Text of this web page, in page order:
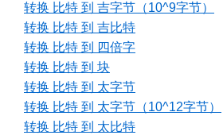
转换 比特 到 吉字节（10^9字节）
转换 比特 到 吉比特
转换 比特 到 四倍字
转换 比特 到 块
转换 比特 到 太字节
转换 比特 到 太字节（10^12字节）
转换 比特 到 太比特